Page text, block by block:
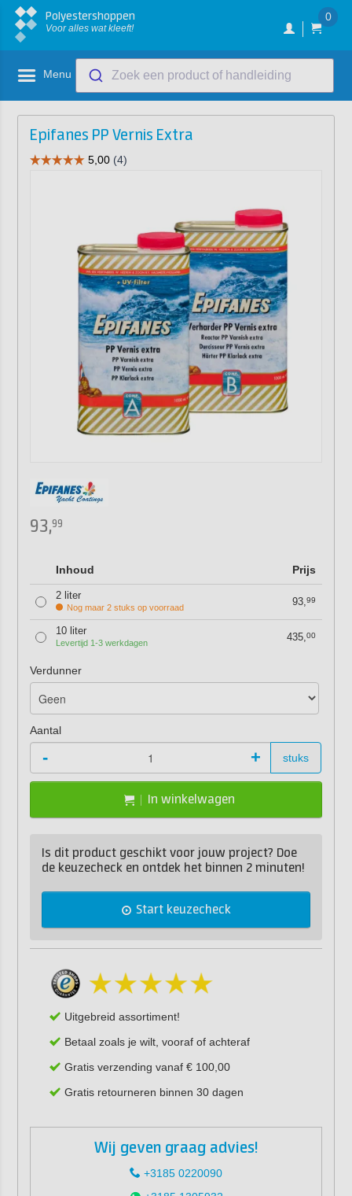
Polyestershoppen
Voor alles wat kleeft!
0
Menu Zoek een product of handleiding
Epifanes PP Vernis Extra
93,99
Inhoud Prijs
2 liter
Nog maar 2 stuks op voorraad 93,99
10 liter
Levertijd 1-3 werkdagen 435,00
Verdunner
Aantal
- + stuks
In winkelwagen
Is dit product geschikt voor jouw project? Doe
de keuzecheck en ontdek het binnen 2 minuten!
Start keuzecheck
Uitgebreid assortiment!
Betaal zoals je wilt, vooraf of achteraf
Gratis verzending vanaf € 100,00
Gratis retourneren binnen 30 dagen
Wij geven graag advies!
+3185 0220090